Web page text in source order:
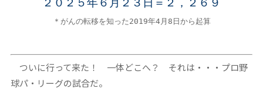
＊がんの転移を知った2019年4月8日から起算
ついに行って来た！ 一体どこへ？ それは・・・プロ野
球パ・リーグの試合だ。